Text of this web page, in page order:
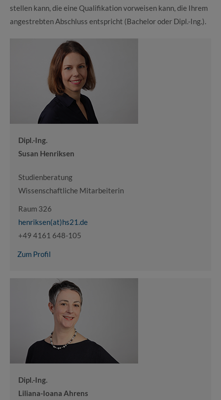
stellen kann, die eine Qualifikation vorweisen kann, die Ihrem
angestrebten Abschluss entspricht (Bachelor oder Dipl.-Ing.).
Dipl.-Ing.
Susan Henriksen
Studienberatung
Wissenschaftliche Mitarbeiterin
Raum 326
henriksen(at)hs21.de
+49 4161 648-105
Zum Profil
Dipl.-Ing.
Liliana-Ioana Ahrens